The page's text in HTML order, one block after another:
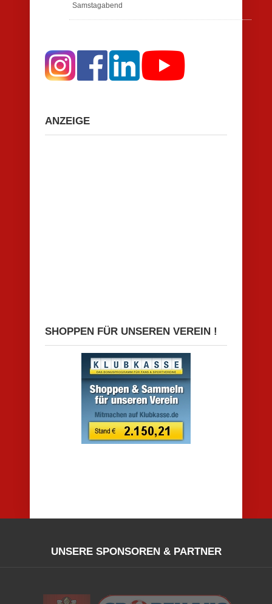
Samstagabend
ANZEIGE
SHOPPEN FÜR UNSEREN VEREIN !
UNSERE SPONSOREN & PARTNER